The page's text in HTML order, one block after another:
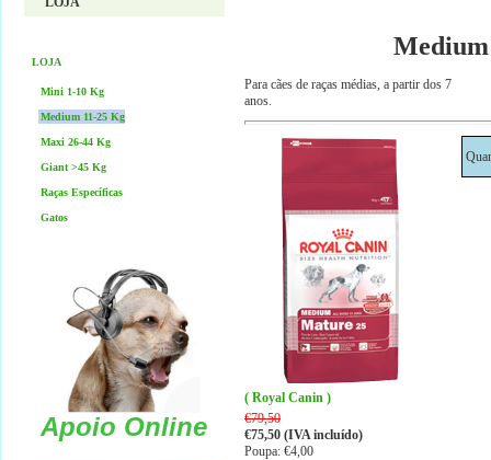
LOJA
Mini 1-10 Kg
Medium 11-25 Kg
Maxi 26-44 Kg
Giant >45 Kg
Raças Específicas
Gatos
Apoio Online
Para cães de raças médias, a partir dos 7
anos.
( Royal Canin )
€79,50
€75,50 (IVA incluído)
Poupa: €4,00